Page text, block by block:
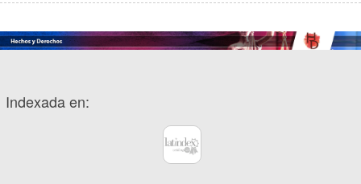
Indexada en: